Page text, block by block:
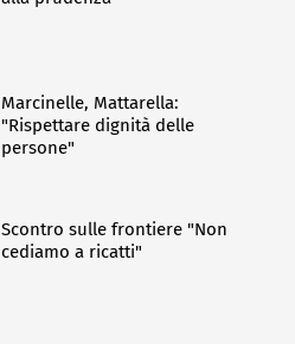
Marcinelle, Mattarella:
"Rispettare dignità delle
persone"
Scontro sulle frontiere "Non
cediamo a ricatti"